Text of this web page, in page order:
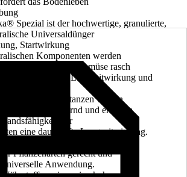
Spezial ist der hochwertige, granulierte,
Universaldünger
Startwirkung
Komponenten werden
Bäume und Gemüse rasch
angeregt, Langzeitwirkung und
Substanzen wirken
bodenverbessernd und erhöhen
der
eine dauerhafte Langzeitwirkung.
Nährstoffverhältnis wird den
Pflanzenarten gerecht und
Anwendung.
Nährstoffe weisen eine hohe